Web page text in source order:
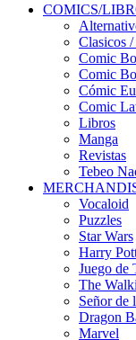
COMICS/
Clasicos
Comic
Comic
Cómic
Comic
Libros
Manga
Revistas
Tebeo
Vocaloid
Puzzles
Star Wars
Harry
Juego de
The
Señor de
Dragon
Marvel